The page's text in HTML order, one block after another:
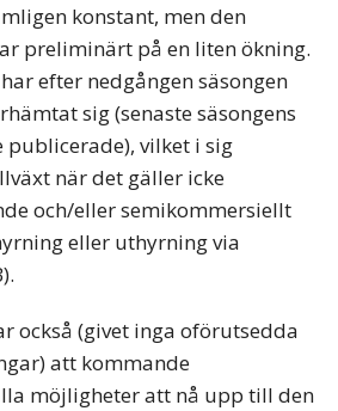
konstant, men den
preliminärt på en liten ökning.
efter nedgången säsongen
sig (senaste säsongens
vilket i sig
när det gäller icke
och/eller semikommersiellt
eller uthyrning via
också (givet inga oförutsedda
att kommande
möjligheter att nå upp till den